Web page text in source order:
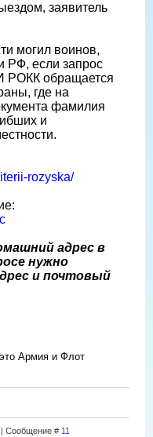
заявитель
могил воинов,
РФ, если запрос
РОКК обращается
где на
фамилия
и
rozyska/
адрес в
нужно
и почтовый
Армия и Флот
| Сообщение # 11